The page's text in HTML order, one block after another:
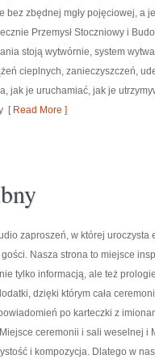
bez zbędnej mgły pojęciowej,
Przemysł Stoczniowy i
stoją wytwórnie, system
cieplnych, zanieczyszczeń,
jak je uruchamiać, jak je
[ Read More ]
zaproszeń, w której
gości. Nasza strona to miejsce
tylko informacją, ale też
dzięki którym cała
po karteczki z
ceremonii i sali weselnej i
i kompozycja. Dlatego w